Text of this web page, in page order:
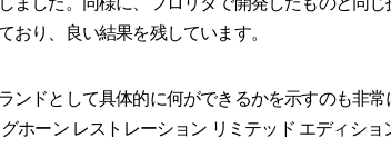
おり、良い結果を残しています。
ンドとして具体的に何ができるかを示すのも非
グホーン レストレーション リミテッド エディシ